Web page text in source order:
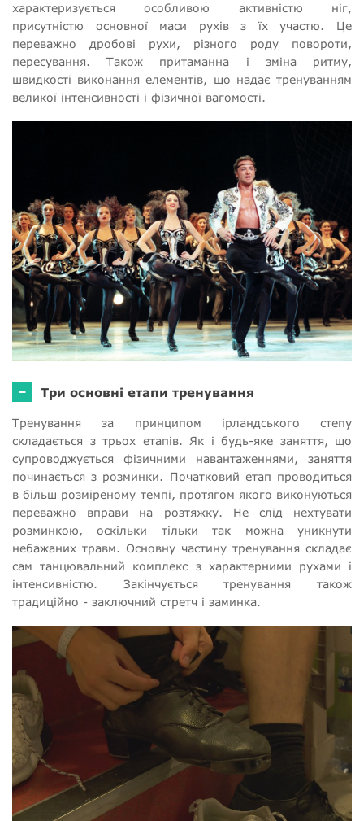
характеризується особливою активністю ніг,
присутністю основної маси рухів з їх участю. Це
переважно дробові рухи, різного роду повороти,
пересування. Також притаманна і зміна ритму,
швидкості виконання елементів, що надає тренуванням
великої інтенсивності і фізичної вагомості.
- Три основні етапи тренування
Тренування за принципом ірландського степу
складається з трьох етапів. Як і будь-яке заняття, що
супроводжується фізичними навантаженнями, заняття
починається з розминки. Початковий етап проводиться
в більш розміреному темпі, протягом якого виконуються
переважно вправи на розтяжку. Не слід нехтувати
розминкою, оскільки тільки так можна уникнути
небажаних травм. Основну частину тренування складає
сам танцювальний комплекс з характерними рухами і
інтенсивністю. Закінчується тренування також
традиційно - заключний стретч і заминка.